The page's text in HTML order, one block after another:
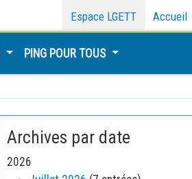
Espace LGETT Accueil
PING POUR TOUS
Archives par date
2026